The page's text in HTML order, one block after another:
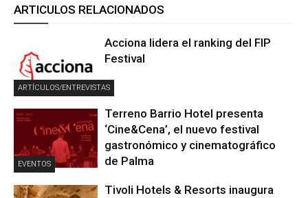
ARTICULOS RELACIONADOS
ARTÍCULOS/ENTREVISTAS
Acciona lidera el ranking del FIP
Festival
EVENTOS
Terreno Barrio Hotel presenta
‘Cine&Cena’, el nuevo festival
gastronómico y cinematográfico
de Palma
Tivoli Hotels & Resorts inaugura